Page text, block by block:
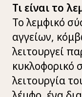
Τι είναι το
Το λεμφικό
αγγείων,
λειτουργεί
κυκλοφορικό
λειτουργία